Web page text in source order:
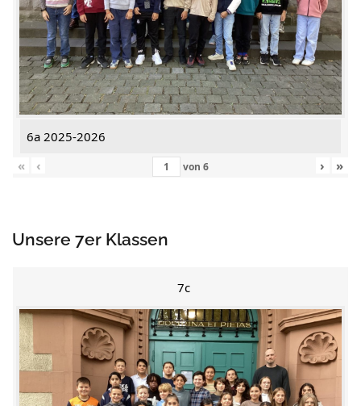
6a 2025-2026
«
‹ von 6 › »
Unsere 7er Klassen
7c